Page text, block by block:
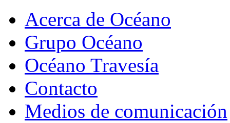
Acerca de Océano
Grupo Océano
Océano Travesía
Contacto
Medios de comunicación